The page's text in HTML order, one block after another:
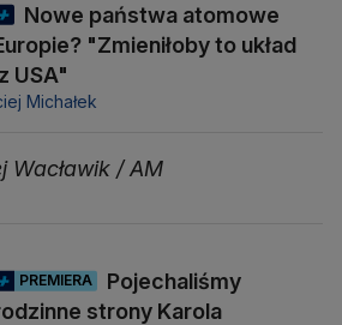
Nowe państwa atomowe
"Zmieniłoby to układ
USA"
Michałek
Wacławik / AM
PREMIERA
Pojechaliśmy
strony Karola